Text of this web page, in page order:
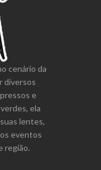
cenário da
diversos
e
ela
lentes,
eventos
região.